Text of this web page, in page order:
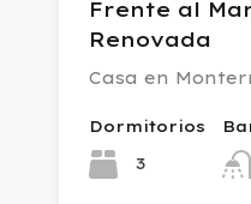
Frente al
Renovada
Casa en
Dormitorios
3